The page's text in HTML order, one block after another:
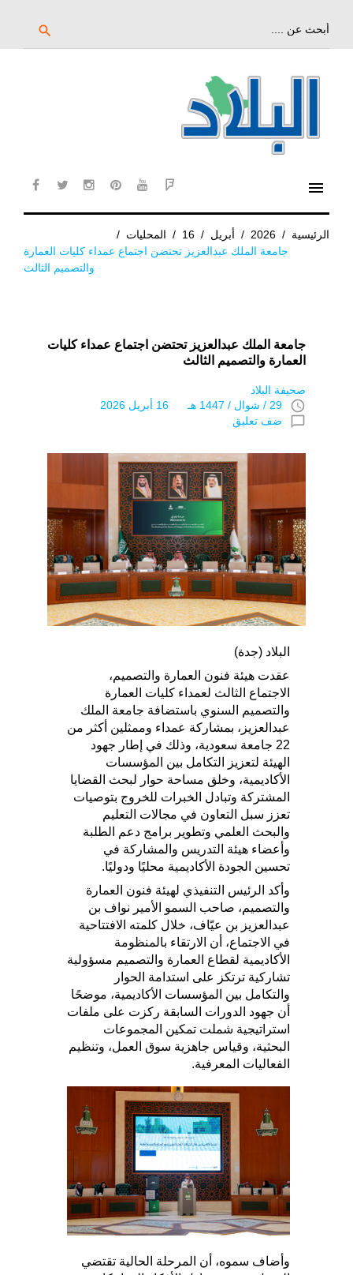
search
menu
الرئيسية /
2026
/ أبريل /
16
/ المحليات /
جامعة الملك عبدالعزيز تحتضن اجتماع عمداء كليات العمارة
والتصميم الثالث
جامعة الملك عبدالعزيز تحتضن اجتماع عمداء كليات
العمارة والتصميم الثالث
صحيفة البلاد
access_time 29 / شوال / 1447 هـ 16 أبريل 2026
chat_bubble_outline ضف تعليق
البلاد (جدة)
عقدت هيئة فنون العمارة والتصميم،
الاجتماع الثالث لعمداء كليات العمارة
والتصميم السنوي باستضافة جامعة الملك
عبدالعزيز، بمشاركة عمداء وممثلين أكثر من
22 جامعة سعودية، وذلك في إطار جهود
الهيئة لتعزيز التكامل بين المؤسسات
الأكاديمية، وخلق مساحة حوار لبحث القضايا
المشتركة وتبادل الخبرات للخروج بتوصيات
تعزز سبل التعاون في مجالات التعليم
والبحث العلمي وتطوير برامج دعم الطلبة
وأعضاء هيئة التدريس والمشاركة في
تحسين الجودة الأكاديمية محليًا ودوليًا.
وأكد الرئيس التنفيذي لهيئة فنون العمارة
والتصميم، صاحب السمو الأمير نواف بن
عبدالعزيز بن عيّاف، خلال كلمته الافتتاحية
في الاجتماع، أن الارتقاء بالمنظومة
الأكاديمية لقطاع العمارة والتصميم مسؤولية
تشاركية ترتكز على استدامة الحوار
والتكامل بين المؤسسات الأكاديمية، موضحًا
أن جهود الدورات السابقة ركزت على ملفات
استراتيجية شملت تمكين المجموعات
البحثية، وقياس جاهزية سوق العمل، وتنظيم
الفعاليات المعرفية.
وأضاف سموه، أن المرحلة الحالية تقتضي